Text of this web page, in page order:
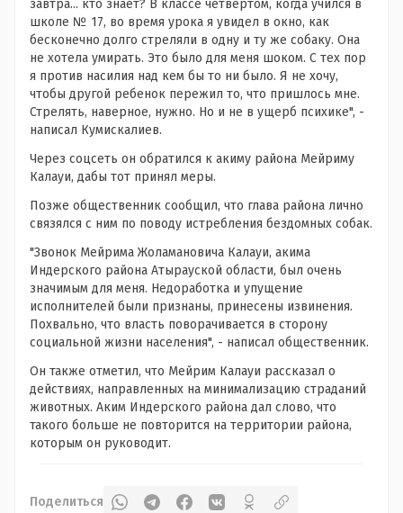
завтра... кто знает? В классе четвертом, когда учился в
школе № 17, во время урока я увидел в окно, как
бесконечно долго стреляли в одну и ту же собаку. Она
не хотела умирать. Это было для меня шоком. С тех пор
я против насилия над кем бы то ни было. Я не хочу,
чтобы другой ребенок пережил то, что пришлось мне.
Стрелять, наверное, нужно. Но и не в ущерб психике", -
написал Кумискалиев.
Через соцсеть он обратился к акиму района Мейриму
Калауи, дабы тот принял меры.
Позже общественник сообщил, что глава района лично
связялся с ним по поводу истребления бездомных собак.
"Звонок Мейрима Жоламановича Калауи, акима
Индерского района Атырауской области, был очень
значимым для меня. Недоработка и упущение
исполнителей были признаны, принесены извинения.
Похвально, что власть поворачивается в сторону
социальной жизни населения", - написал общественник.
Он также отметил, что Мейрим Калауи рассказал о
действиях, направленных на минимализацию страданий
животных. Аким Индерского района дал слово, что
такого больше не повторится на территории района,
которым он руководит.
Поделиться